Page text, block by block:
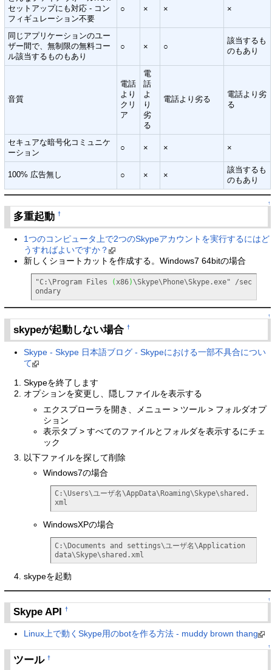
セットアップにも対応 - コン
フィギュレーション不要
○ × × ×
同じアプリケーションのユー
ザー間で、無制限の無料コー
ル該当するものもあり
○ × ○
該当するも
のもあり
音質
電話
より
クリ
ア
電
話
よ
り
劣
る
電話より劣る
電話より劣
る
セキュアな暗号化コミュニケ
ーション
○ × × ×
100% 広告無し ○ × ×
該当するも
のもあり
↑
多重起動†
1つのコンピュータ上で2つのSkypeアカウントを実行するにはど
うすればよいですか？
新しくショートカットを作成する。Windows7 64bitの場合
"C:\Program Files ( x86)\Skype\Phone\Skype.exe" /sec
ondary
↑
skypeが起動しない場合†
Skype - Skype 日本語ブログ - Skypeにおける一部不具合につい
て
Skypeを終了します
オプションを変更し、隠しファイルを表示する
エクスプローラを開き、メニュー > ツール > フォルダオプ
ション
表示タブ > すべてのファイルとフォルダを表示するにチェ
ック
以下ファイルを探して削除
Windows7の場合
C:\Users\ユーザ名\AppData\Roaming\Skype\shared.
xml
WindowsXPの場合
C:\Documents and settings\ユーザ名\Application
data\Skype\shared.xml
skypeを起動
↑
Skype API†
Linux上で動くSkype用のbotを作る方法 - muddy brown thang
↑
ツール†